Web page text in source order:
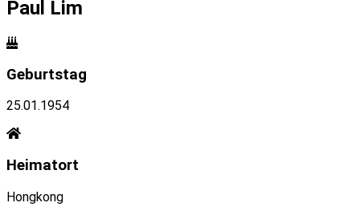
Paul Lim
Geburtstag
25.01.1954
Heimatort
Hongkong